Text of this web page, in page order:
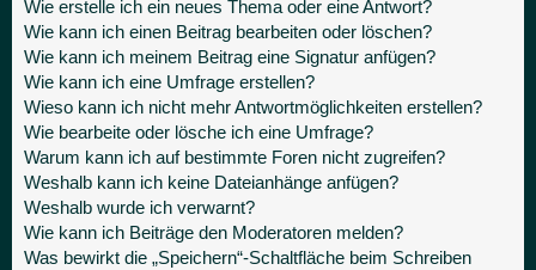
Wie erstelle ich ein neues Thema oder eine Antwort?
Wie kann ich einen Beitrag bearbeiten oder löschen?
Wie kann ich meinem Beitrag eine Signatur anfügen?
Wie kann ich eine Umfrage erstellen?
Wieso kann ich nicht mehr Antwortmöglichkeiten erstellen?
Wie bearbeite oder lösche ich eine Umfrage?
Warum kann ich auf bestimmte Foren nicht zugreifen?
Weshalb kann ich keine Dateianhänge anfügen?
Weshalb wurde ich verwarnt?
Wie kann ich Beiträge den Moderatoren melden?
Was bewirkt die „Speichern“-Schaltfläche beim Schreiben